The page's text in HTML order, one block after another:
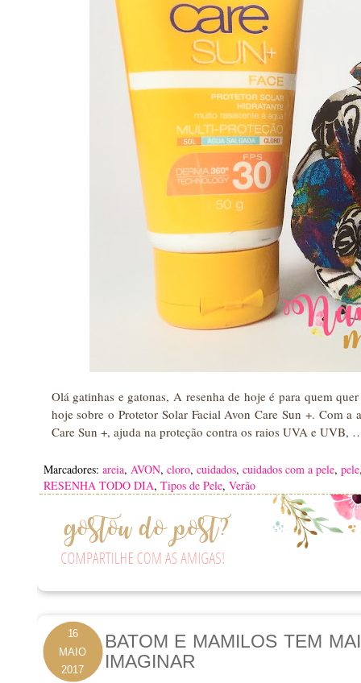
Olá gatinhas e gatonas, A resenha de hoje é para quem
hoje sobre o Protetor Solar Facial Avon Care Sun +. Com
Care Sun +, ajuda na proteção contra os raios UVA e UVB,
Marcadores: areia, AVON, cloro, cuidados, cuidados com a pele, pele
RESENHA TODO DIA, Tipos de Pele, Verão
16
MAIO
2017
BATOM E MAMILOS TEM
IMAGINAR